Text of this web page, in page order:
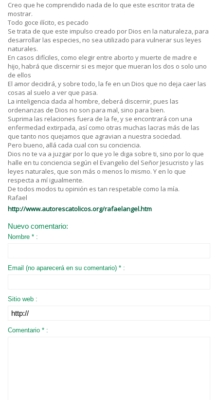
Creo que he comprendido nada de lo que este escritor trata de
mostrar.
Todo goce ilícito, es pecado
Se trata de que este impulso creado por Dios en la naturaleza, para
desarrollar las especies, no sea utilizado para vulnerar sus leyes
naturales.
En casos difíciles, como elegir entre aborto y muerte de madre e
hijo, habrá que discernir si es mejor que mueran los dos o solo uno
de ellos
El amor decidirá, y sobre todo, la fe en un Dios que no deja caer las
cosas al suelo a ver que pasa.
La inteligencia dada al hombre, deberá discernir, pues las
ordenanzas de Dios no son para mal, sino para bien.
Suprima las relaciones fuera de la fe, y se encontrará con una
enfermedad extirpada, así como otras muchas lacras más de las
que tanto nos quejamos que agravian a nuestra sociedad.
Pero bueno, allá cada cual con su conciencia.
Dios no te va a juzgar por lo que yo le diga sobre ti, sino por lo que
halle en tu conciencia según el Evangelio del Señor Jesucristo y las
leyes naturales, que son más o menos lo mismo. Y en lo que
respecta a mí igualmente.
De todos modos tu opinión es tan respetable como la mía.
Rafael
http://www.autorescatolicos.org/rafaelangel.htm
Nuevo comentario:
Nombre * :
Email (no aparecerá en su comentario) * :
Sitio web :
Comentario * :